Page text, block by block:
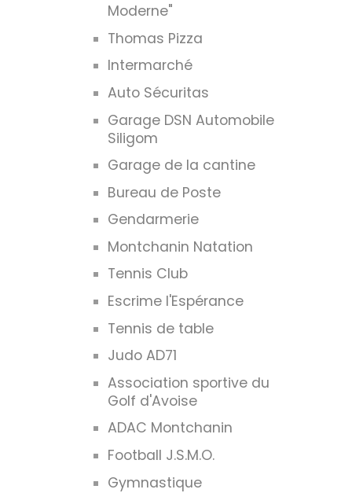
Moderne"
Thomas Pizza
Intermarché
Auto Sécuritas
Garage DSN Automobile
Siligom
Garage de la cantine
Bureau de Poste
Gendarmerie
Montchanin Natation
Tennis Club
Escrime l'Espérance
Tennis de table
Judo AD71
Association sportive du
Golf d'Avoise
ADAC Montchanin
Football J.S.M.O.
Gymnastique